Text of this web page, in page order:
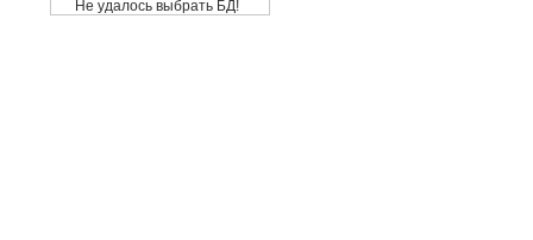
Не удалось выбрать БД!